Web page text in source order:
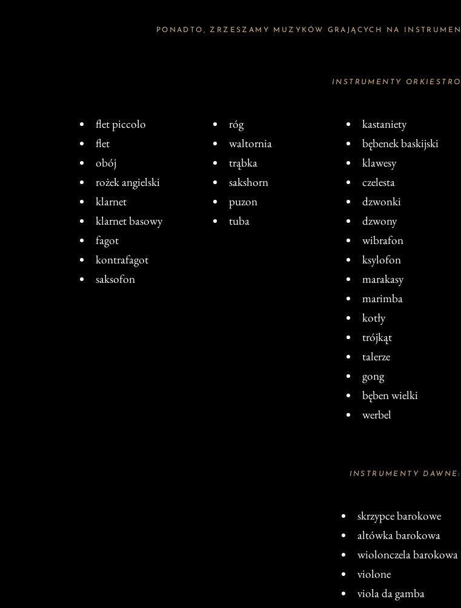
PONADTO, ZRZESZAMY MUZYKÓW GRAJĄCYCH NA
INSTRUMENTY
flet piccolo
flet
obój
rożek angielski
klarnet
klarnet basowy
fagot
kontrafagot
saksofon
róg
waltornia
trąbka
sakshorn
puzon
tuba
kastaniety
bębenek baskijski
klawesy
czelesta
dzwonki
dzwony
wibrafon
ksylofon
marakasy
marimba
kotły
trójkąt
talerze
gong
bęben wielki
werbel
INSTRUMENTY DAWNE:
skrzypce barokowe
altówka barokowa
wiolonczela barokowa
violone
viola da gamba